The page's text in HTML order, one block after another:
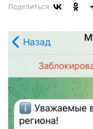
Театр
Афиша
Книги
Выставки
Пресс-
релизы
О
Metro
Поделиться